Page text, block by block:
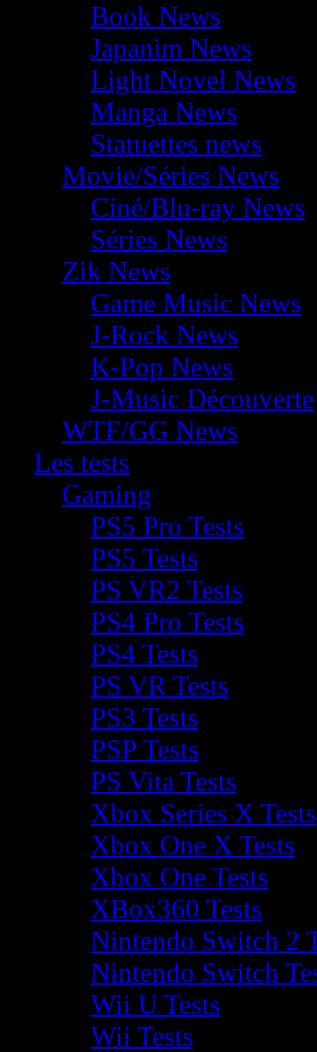
Book News
Japanim News
Light Novel News
Manga News
Statuettes news
Movie/Séries News
Ciné/Blu-ray News
Séries News
Zik News
Game Music News
J-Rock News
K-Pop News
J-Music Découverte
WTF/GG News
Les tests
Gaming
PS5 Pro Tests
PS5 Tests
PS VR2 Tests
PS4 Pro Tests
PS4 Tests
PS VR Tests
PS3 Tests
PSP Tests
PS Vita Tests
Xbox Series X Tests
Xbox One X Tests
Xbox One Tests
XBox360 Tests
Nintendo Switch 2
Nintendo Switch
Wii U Tests
Wii Tests